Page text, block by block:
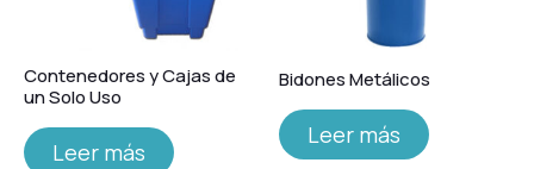
Contenedores y Cajas de
un Solo Uso
Leer más
Bidones Metálicos
Leer más